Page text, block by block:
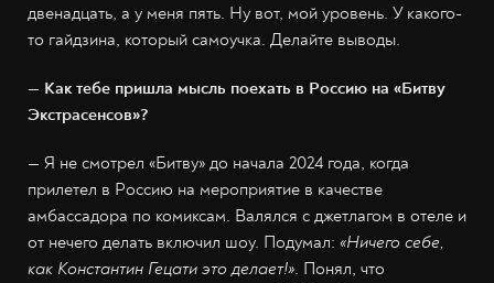
двенадцать, а у меня пять. Ну вот, мой уровень. У какого-
то гайдзина, который самоучка. Делайте выводы.
— Как тебе пришла мысль поехать в Россию на «Битву
Экстрасенсов»?
— Я не смотрел «Битву» до начала 2024 года, когда
прилетел в Россию на мероприятие в качестве
амбассадора по комиксам. Валялся с джетлагом в отеле и
от нечего делать включил шоу. Подумал: «Ничего себе,
как Константин Гецати это делает!». Понял, что